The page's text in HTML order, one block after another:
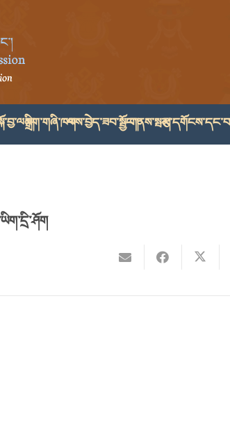
སྒྲིག་གཞི་ཁགལས་བྱེད་ཟབ་སྦྱོང་།གནས་སྤར།